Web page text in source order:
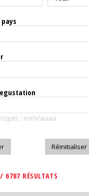
: mm/aaaa
RÉSULTATS